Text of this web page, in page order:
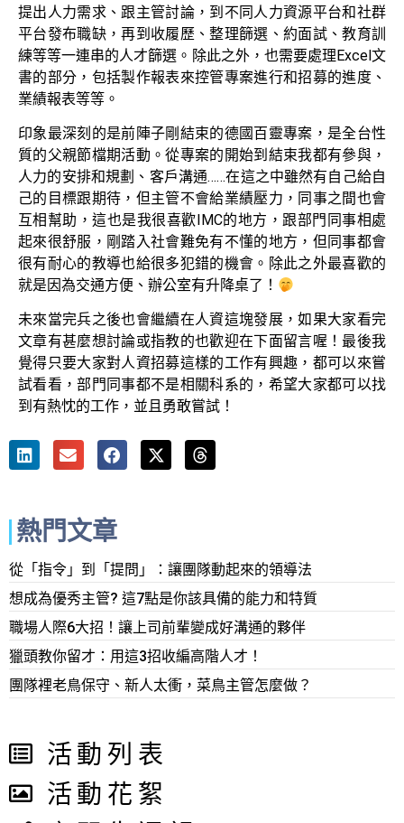
提出人力需求、跟主管討論，到不同人力資源平台和社群
平台發布職缺，再到收履歷、整理篩選、約面試、教育訓
練等等一連串的人才篩選。除此之外，也需要處理Excel文
書的部分，包括製作報表來控管專案進行和招募的進度、
業績報表等等。
印象最深刻的是前陣子剛結束的德國百靈專案，是全台性
質的父親節檔期活動。從專案的開始到結束我都有參與，
人力的安排和規劃、客戶溝通……在這之中雖然有自己給自
己的目標跟期待，但主管不會給業績壓力，同事之間也會
互相幫助，這也是我很喜歡IMC的地方，跟部門同事相處
起來很舒服，剛踏入社會難免有不懂的地方，但同事都會
很有耐心的教導也給很多犯錯的機會。除此之外最喜歡的
就是因為交通方便、辦公室有升降桌了！
未來當完兵之後也會繼續在人資這塊發展，如果大家看完
文章有甚麼想討論或指教的也歡迎在下面留言喔！最後我
覺得只要大家對人資招募這樣的工作有興趣，都可以來嘗
試看看，部門同事都不是相關科系的，希望大家都可以找
到有熱忱的工作，並且勇敢嘗試！
熱門文章
從「指令」到「提問」：讓團隊動起來的領導法
想成為優秀主管? 這7點是你該具備的能力和特質
職場人際6大招！讓上司前輩變成好溝通的夥伴
獵頭教你留才：用這3招收編高階人才！
團隊裡老鳥保守、新人太衝，菜鳥主管怎麼做？
活動列表
活動花絮